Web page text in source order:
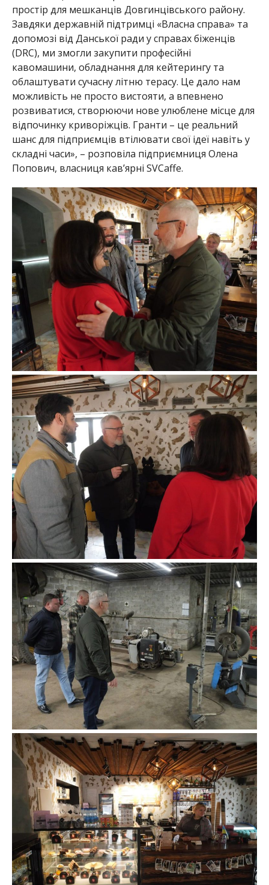
простір для мешканців Довгинцівського району.
Завдяки державній підтримці «Власна справа» та
допомозі від Данської ради у справах біженців
(DRC), ми змогли закупити професійні
кавомашини, обладнання для кейтерингу та
облаштувати сучасну літню терасу. Це дало нам
можливість не просто вистояти, а впевнено
розвиватися, створюючи нове улюблене місце для
відпочинку криворіжців. Гранти – це реальний
шанс для підприємців втілювати свої ідеї навіть у
складні часи», – розповіла підприємниця Олена
Попович, власниця кав’ярні SVCaffe.